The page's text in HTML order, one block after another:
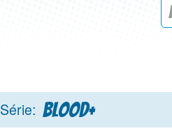
Série: Blood+